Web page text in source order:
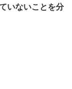
いないことを分